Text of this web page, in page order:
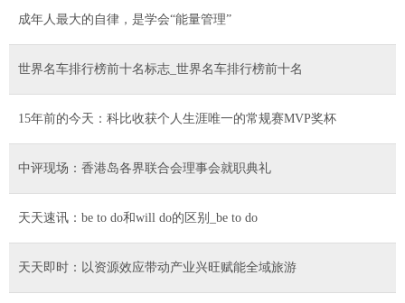
成年人最大的自律，是学会“能量管理”
世界名车排行榜前十名标志_世界名车排行榜前十名
15年前的今天：科比收获个人生涯唯一的常规赛MVP奖杯
中评现场：香港岛各界联合会理事会就职典礼
天天速讯：be to do和will do的区别_be to do
天天即时：以资源效应带动产业兴旺赋能全域旅游